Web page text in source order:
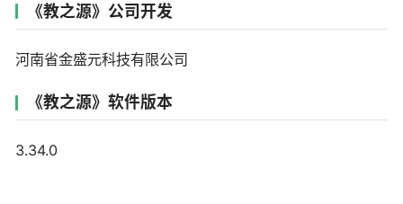
《教之源》公司开发
河南省金盛元科技有限公司
《教之源》软件版本
3.34.0